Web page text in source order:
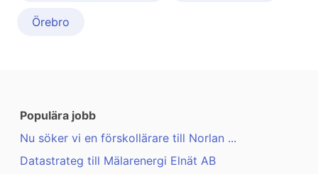
Örebro
Populära jobb
Nu söker vi en förskollärare till Norlan ...
Datastrateg till Mälarenergi Elnät AB